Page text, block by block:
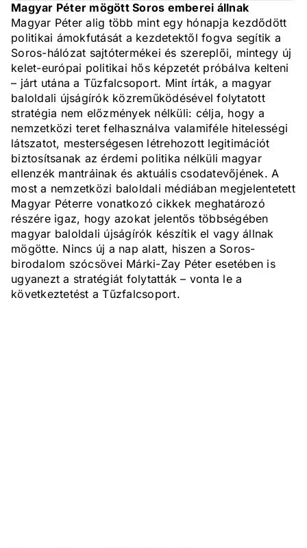
Magyar Péter mögött Soros emberei állnak
Magyar Péter alig több mint egy hónapja kezdődött
politikai ámokfutását a kezdetektől fogva segítik a
Soros-hálózat sajtótermékei és szereplői, mintegy új
kelet-európai politikai hős képzetét próbálva kelteni
– járt utána a Tűzfalcsoport. Mint írták, a magyar
baloldali újságírók közreműködésével folytatott
stratégia nem előzmények nélküli: célja, hogy a
nemzetközi teret felhasználva valamiféle hitelességi
látszatot, mesterségesen létrehozott legitimációt
biztosítsanak az érdemi politika nélküli magyar
ellenzék mantráinak és aktuális csodatevőjének. A
most a nemzetközi baloldali médiában megjelentetett
Magyar Péterre vonatkozó cikkek meghatározó
részére igaz, hogy azokat jelentős többségében
magyar baloldali újságírók készítik el vagy állnak
mögötte. Nincs új a nap alatt, hiszen a Soros-
birodalom szócsövei Márki-Zay Péter esetében is
ugyanezt a stratégiát folytatták – vonta le a
következtetést a Tűzfalcsoport.